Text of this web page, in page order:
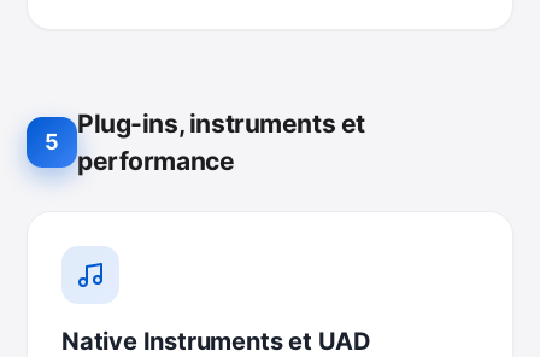
5
Plug-ins, instruments et
performance
Native Instruments et UAD